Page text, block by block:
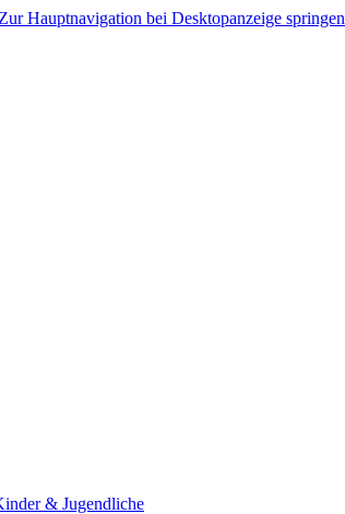
Zur Hauptnavigation bei Desktopanzeige springen
& Jugendliche